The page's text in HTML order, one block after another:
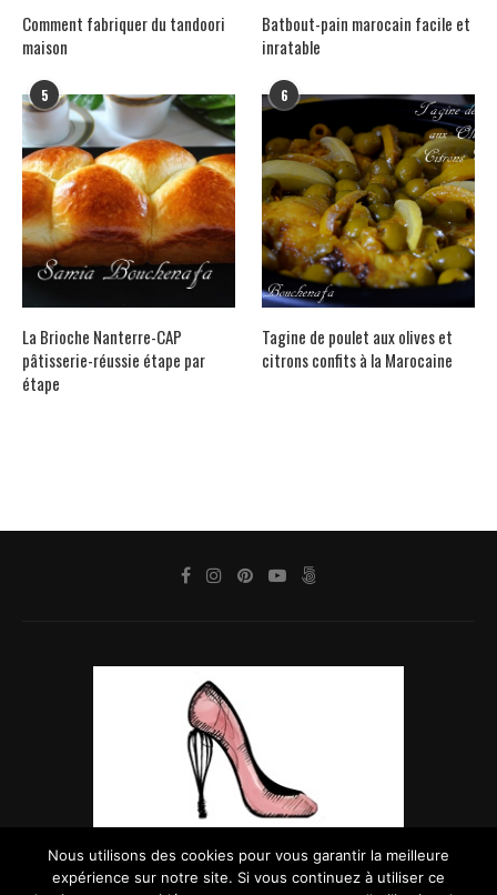
Comment fabriquer du tandoori
maison
Batbout-pain marocain facile et
inratable
5
La Brioche Nanterre-CAP
pâtisserie-réussie étape par
étape
6
Tagine de poulet aux olives et
citrons confits à la Marocaine
Nous utilisons des cookies pour vous garantir la meilleure
expérience sur notre site. Si vous continuez à utiliser ce